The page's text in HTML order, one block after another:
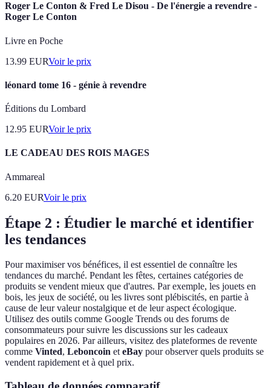
Roger Le Conton & Fred Le Disou - De l'énergie a revendre -
Roger Le Conton
Livre en Poche
13.99 EURVoir le prix
léonard tome 16 - génie à revendre
Éditions du Lombard
12.95 EURVoir le prix
LE CADEAU DES ROIS MAGES
Ammareal
6.20 EURVoir le prix
Étape 2 : Étudier le marché et identifier
les tendances
Pour maximiser vos bénéfices, il est essentiel de connaître les
tendances du marché. Pendant les fêtes, certaines catégories de
produits se vendent mieux que d'autres. Par exemple, les jouets en
bois, les jeux de société, ou les livres sont plébiscités, en partie à
cause de leur valeur nostalgique et de leur aspect écologique.
Utilisez des outils comme Google Trends ou des forums de
consommateurs pour suivre les discussions sur les cadeaux
populaires en 2026. Par ailleurs, visitez des plateformes de revente
comme Vinted, Leboncoin eteBay pour observer quels produits se
vendent rapidement et à quel prix.